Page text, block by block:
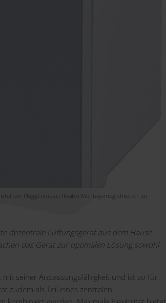
der PluggCompact flexible Montagemöglichkeiten für
dezentrale Lüftungsgerät aus dem Hause
das Gerät zur optimalen Lösung sowohl
seiner Anpassungsfähigkeit und ist so für
zudem als Teil eines zentralen